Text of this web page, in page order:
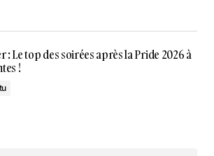
: Le top des soirées après la Pride 2026 à
!